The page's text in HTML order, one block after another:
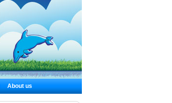
About us